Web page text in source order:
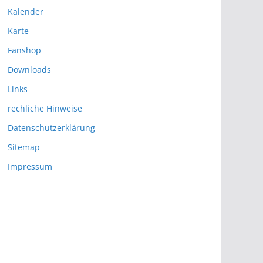
Kalender
Karte
Fanshop
Downloads
Links
rechliche Hinweise
Datenschutzerklärung
Sitemap
Impressum